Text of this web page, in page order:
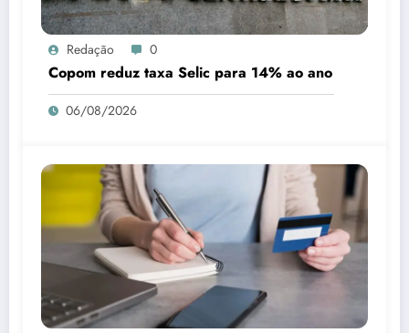
Redação 0
Copom reduz taxa Selic para 14% ao ano
06/08/2026